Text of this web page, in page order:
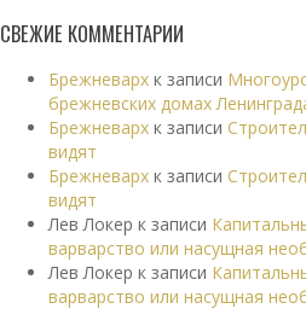
СВЕЖИЕ КОММЕНТАРИИ
Брежневарх к записи
брежневских домах
Брежневарх к записи
видят
Брежневарх к записи
видят
Лев Локер к записи
варварство или насущная
Лев Локер к записи
варварство или насущная